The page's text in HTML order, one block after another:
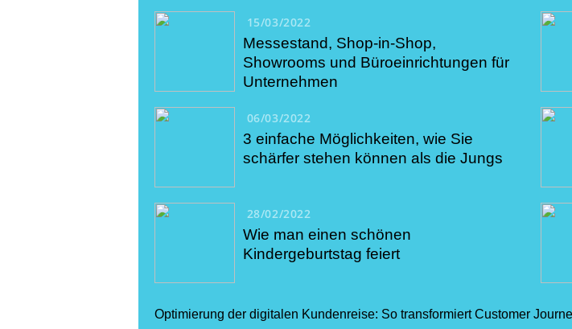
15/03/2022
Messestand, Shop-in-Shop,
Showrooms und Büroeinrichtungen für
Unternehmen
06/03/2022
3 einfache Möglichkeiten, wie Sie
schärfer stehen können als die Jungs
28/02/2022
Wie man einen schönen
Kindergeburtstag feiert
Optimierung der digitalen Kundenreise: So transformiert Customer